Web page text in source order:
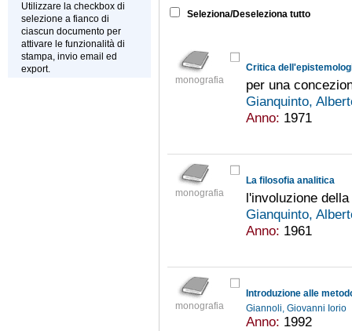
Utilizzare la checkbox di
selezione a fianco di
ciascun documento per
attivare le funzionalità di
stampa, invio email ed
export.
Seleziona/Deseleziona tutto
monografia
Critica
per una
Gianquinto,
Anno: 1971
monografia
La filosofia analitica
l'involuzione
Gianquinto,
Anno: 1961
monografia
Introduzione alle
Giannoli, Giovanni Iorio
Anno: 1992